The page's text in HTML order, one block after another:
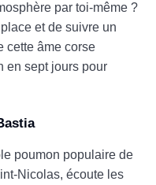
par toi-même ?
et de suivre un
cette âme corse
en sept jours pour
poumon populaire de
Nicolas, écoute les